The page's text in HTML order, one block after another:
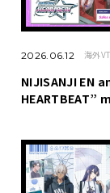
2026.06.12 海外
NIJISANJI EN
HEARTBEAT”